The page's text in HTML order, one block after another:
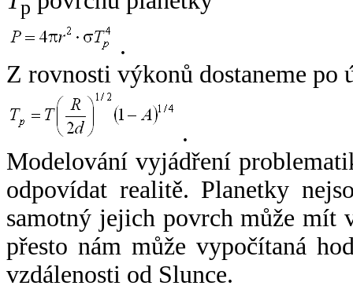
p
.
Z rovnosti výkonů dostaneme po
.
Modelování vyjádření
odpovídat realitě. Planetky
samotný jejich povrch může mít
přesto nám může vypočítaná
vzdálenosti od Slunce.